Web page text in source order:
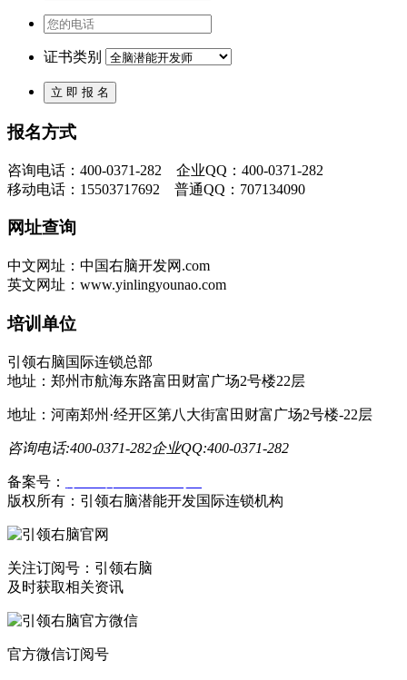
证书类别
报名方式
咨询电话：400-0371-282 企业QQ：400-0371-282
移动电话：15503717692 普通QQ：707134090
网址查询
中文网址：中国右脑开发网.com
英文网址：www.yinlingyounao.com
培训单位
引领右脑国际连锁总部
地址：郑州市航海东路富田财富广场2号楼22层
地址：河南郑州·经开区第八大街富田财富广场2号楼-22层
咨询电话:400-0371-282企业QQ:400-0371-282
备案号：
版权所有：引领右脑潜能开发国际连锁机构
关注订阅号：引领右脑
及时获取相关资讯
官方微信订阅号